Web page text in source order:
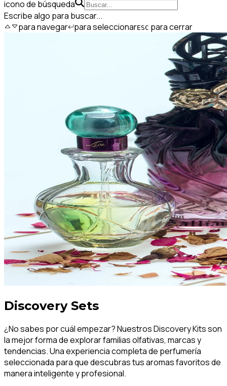
icono de búsqueda
Escribe algo para buscar...
para navegar para seleccionarESC para cerrar
Discovery Sets
¿No sabes por cuál empezar? Nuestros Discovery Kits son
la mejor forma de explorar familias olfativas, marcas y
tendencias. Una experiencia completa de perfumería
seleccionada para que descubras tus aromas favoritos de
manera inteligente y profesional.